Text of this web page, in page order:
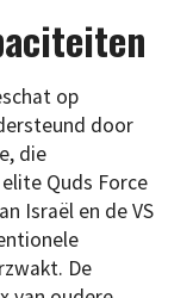
op
door
die
Quds Force
Israël en de VS
De